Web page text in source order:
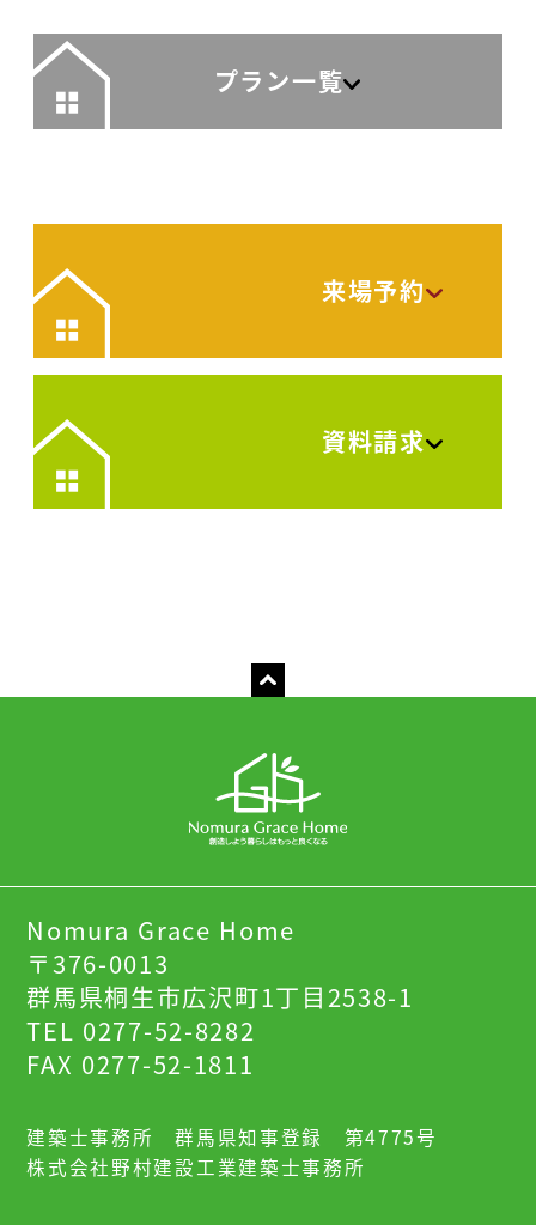
プラン一覧
来場予約
資料請求
Nomura Grace Home
〒376-0013
群馬県桐生市広沢町1丁目2538-1
TEL 0277-52-8282
FAX 0277-52-1811
建築士事務所 群馬県知事登録 第4775号
株式会社野村建設工業建築士事務所